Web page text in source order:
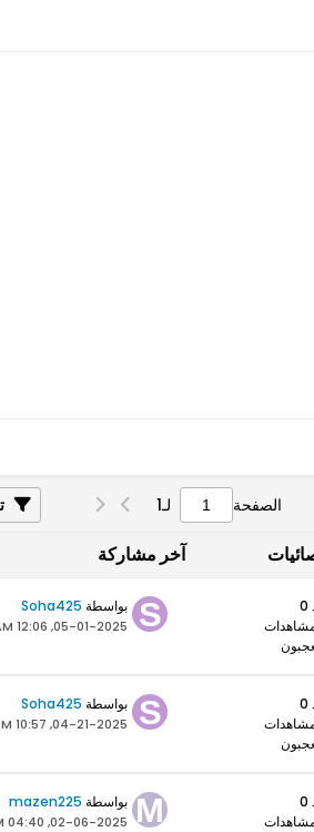
الصفحة لـ1
آخر مشاركة
بواسطة Soha425
05-01-2025, 12:06 AM
بواسطة Soha425
04-21-2025, 10:57 PM
بواسطة mazen225
02-06-2025, 04:40 AM